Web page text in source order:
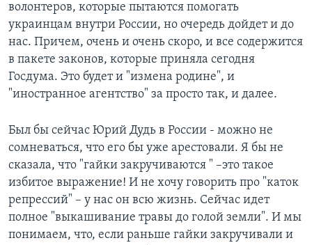
волонтеров, которые пытаются помогать
украинцам внутри России, но очередь дойдет и до
нас. Причем, очень и очень скоро, и все содержится
в пакете законов, которые приняла сегодня
Госдума. Это будет и "измена родине", и
"иностранное агентство" за просто так, и далее.
Был бы сейчас Юрий Дудь в России - можно не
сомневаться, что его бы уже арестовали. Я бы не
сказала, что "гайки закручиваются " –это такое
избитое выражение! И не хочу говорить про "каток
репрессий" – у нас он всю жизнь. Сейчас идет
полное "выкашивание травы до голой земли". И мы
понимаем, что, если раньше гайки закручивали и